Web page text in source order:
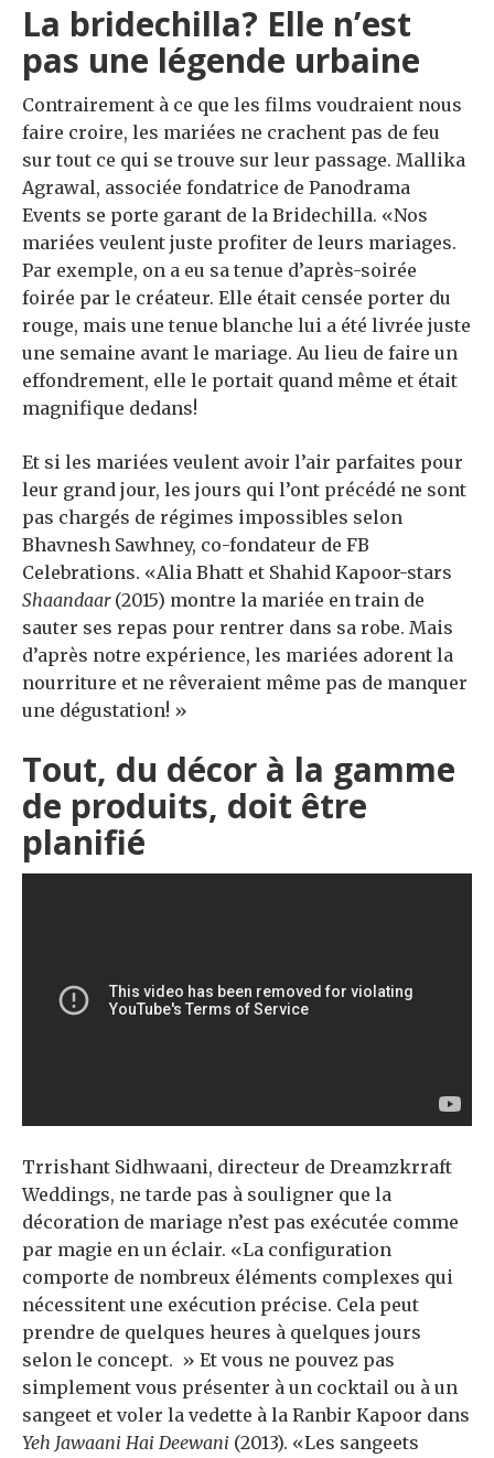
La bridechilla? Elle n’est
pas une légende urbaine
Contrairement à ce que les films voudraient nous
faire croire, les mariées ne crachent pas de feu
sur tout ce qui se trouve sur leur passage. Mallika
Agrawal, associée fondatrice de Panodrama
Events se porte garant de la Bridechilla. «Nos
mariées veulent juste profiter de leurs mariages.
Par exemple, on a eu sa tenue d’après-soirée
foirée par le créateur. Elle était censée porter du
rouge, mais une tenue blanche lui a été livrée juste
une semaine avant le mariage. Au lieu de faire un
effondrement, elle le portait quand même et était
magnifique dedans!
Et si les mariées veulent avoir l’air parfaites pour
leur grand jour, les jours qui l’ont précédé ne sont
pas chargés de régimes impossibles selon
Bhavnesh Sawhney, co-fondateur de FB
Celebrations. «Alia Bhatt et Shahid Kapoor-stars
Shaandaar(2015) montre la mariée en train de
sauter ses repas pour rentrer dans sa robe. Mais
d’après notre expérience, les mariées adorent la
nourriture et ne rêveraient même pas de manquer
une dégustation! »
Tout, du décor à la gamme
de produits, doit être
planifié
Trrishant Sidhwaani, directeur de Dreamzkrraft
Weddings, ne tarde pas à souligner que la
décoration de mariage n’est pas exécutée comme
par magie en un éclair. «La configuration
comporte de nombreux éléments complexes qui
nécessitent une exécution précise. Cela peut
prendre de quelques heures à quelques jours
selon le concept. » Et vous ne pouvez pas
simplement vous présenter à un cocktail ou à un
sangeet et voler la vedette à la Ranbir Kapoor dans
Yeh Jawaani Hai Deewani (2013). «Les sangeets